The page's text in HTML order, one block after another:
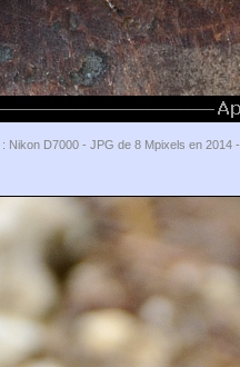
Nikon D7000 - JPG de 8 Mpixels en 2014 -